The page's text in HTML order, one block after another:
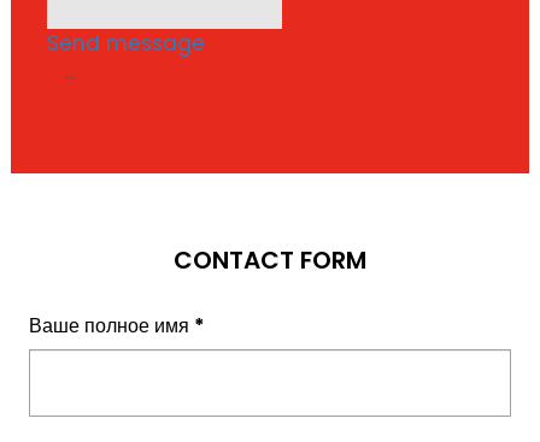
Send message
...
CONTACT FORM
Ваше полное имя *